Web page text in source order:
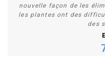
nouvelle façon de les
les plantes ont des
des